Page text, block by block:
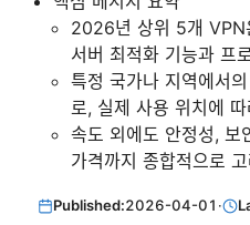
2026년 상위 5개 VPN
서버 최적화 기능과 프
특정 국가나 지역에서
로, 실제 사용 위치에
속도 외에도 안정성, 보
가격까지 종합적으로
Published:2026-04-01 ·